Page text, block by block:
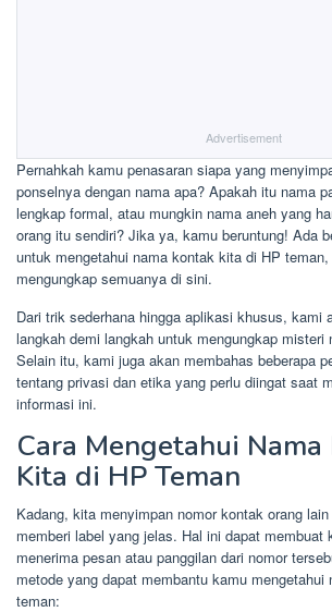
Advertisement
Pernahkah kamu penasaran siapa yang
ponselnya dengan nama apa? Apakah itu nama
lengkap formal, atau mungkin nama aneh yang
orang itu sendiri? Jika ya, kamu beruntung! Ada
untuk mengetahui nama kontak kita di HP
mengungkap semuanya di sini.
Dari trik sederhana hingga aplikasi khusus, kami
langkah demi langkah untuk mengungkap misteri
Selain itu, kami juga akan membahas beberapa
tentang privasi dan etika yang perlu diingat saat
informasi ini.
Cara Mengetahui Nama
Kita di HP Teman
Kadang, kita menyimpan nomor kontak orang
memberi label yang jelas. Hal ini dapat membuat
menerima pesan atau panggilan dari nomor
metode yang dapat membantu kamu mengetahui
teman: